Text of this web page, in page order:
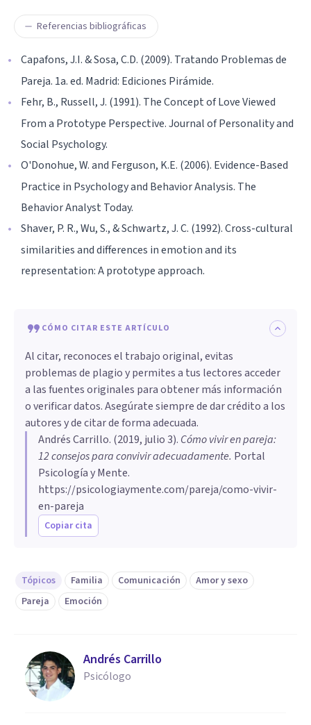
Referencias bibliográficas
Capafons, J.I. & Sosa, C.D. (2009). Tratando Problemas de
Pareja. 1a. ed. Madrid: Ediciones Pirámide.
Fehr, B., Russell, J. (1991). The Concept of Love Viewed
From a Prototype Perspective. Journal of Personality and
Social Psychology.
O'Donohue, W. and Ferguson, K.E. (2006). Evidence-Based
Practice in Psychology and Behavior Analysis. The
Behavior Analyst Today.
Shaver, P. R., Wu, S., & Schwartz, J. C. (1992). Cross-cultural
similarities and differences in emotion and its
representation: A prototype approach.
CÓMO CITAR ESTE ARTÍCULO
Al citar, reconoces el trabajo original, evitas
problemas de plagio y permites a tus lectores acceder
a las fuentes originales para obtener más información
o verificar datos. Asegúrate siempre de dar crédito a los
autores y de citar de forma adecuada.
Andrés Carrillo. (2019, julio 3). Cómo vivir en pareja:
12 consejos para convivir adecuadamente. Portal
Psicología y Mente.
https://psicologiaymente.com/pareja/como-vivir-
en-pareja
Copiar cita
Tópicos Familia Comunicación
Amor y sexo
Pareja
Emoción
Andrés Carrillo
Psicólogo